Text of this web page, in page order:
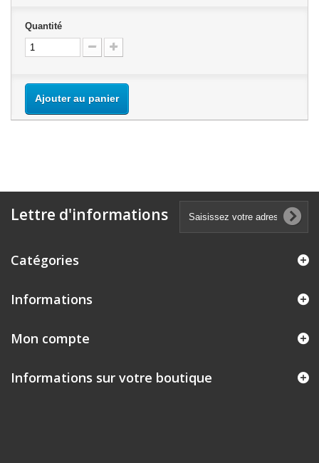
Quantité
Ajouter au panier
Lettre d'informations
Catégories
Informations
Mon compte
Informations sur votre boutique